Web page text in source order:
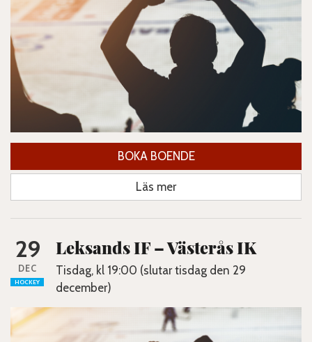
BOKA BOENDE
Läs mer
29
DEC
HOCKEY
Leksands IF – Västerås IK
Tisdag, kl 19:00 (slutar tisdag den 29
december)